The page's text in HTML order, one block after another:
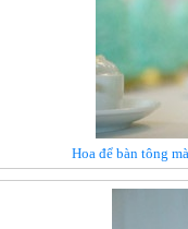
Hoa để bàn tông